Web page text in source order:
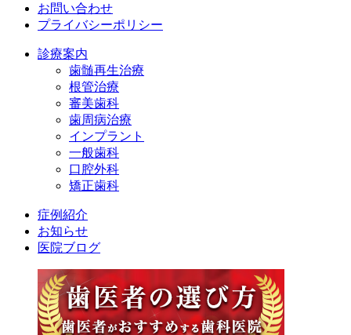
お問い合わせ
プライバシーポリシー
診療案内
歯髄再生治療
根管治療
審美歯科
歯周病治療
インプラント
一般歯科
口腔外科
矯正歯科
症例紹介
お知らせ
医院ブログ